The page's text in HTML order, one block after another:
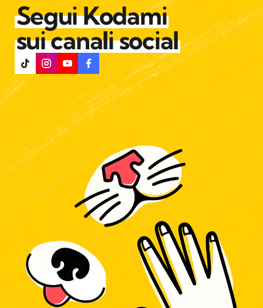
Segui Kodami
sui canali social